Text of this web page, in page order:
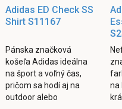
Adidas ED Check SS
Shirt S11167
Pánska značková
košeľa Adidas ideálna
na šport a voľný čas,
pričom sa hodí aj na
outdoor alebo
na